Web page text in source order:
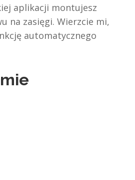
aplikacji montujesz
na zasięgi. Wierzcie mi,
automatycznego